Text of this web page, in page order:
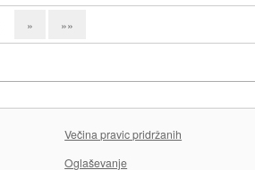
» »»
Večina pravic pridržanih
Oglaševanje